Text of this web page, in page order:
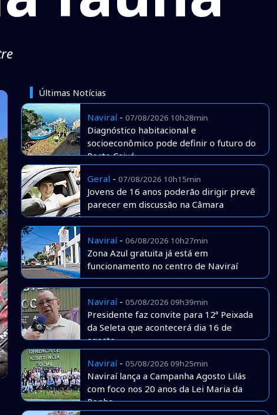
Últimas Notícias
Naviraí- 07/08/2026 10h28min
Diagnóstico habitacional e
socioeconômico pode definir o futuro do
Porto Caiuá
Geral - 07/08/2026 10h15min
Jovens de 16 anos poderão dirigir prevê
parecer em discussão na Câmara
Naviraí- 06/08/2026 10h27min
Zona Azul gratuita já está em
funcionamento no centro de Naviraí
Naviraí- 05/08/2026 09h39min
Presidente faz convite para 12ª Peixada
da Seleta que acontecerá dia 16 de
agosto
Naviraí- 05/08/2026 09h25min
Naviraí lança a Campanha Agosto Lilás
com foco nos 20 anos da Lei Maria da
Penha